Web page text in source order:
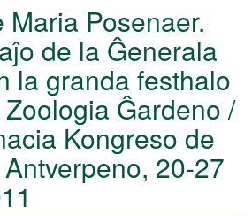
Maria Posenaer.
de la Ĝenerala
la granda festhalo
Ĝardeno /
Kongreso de
20-27